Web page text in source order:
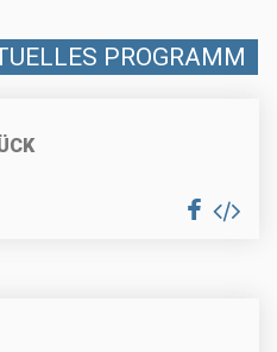
PROGRAMM